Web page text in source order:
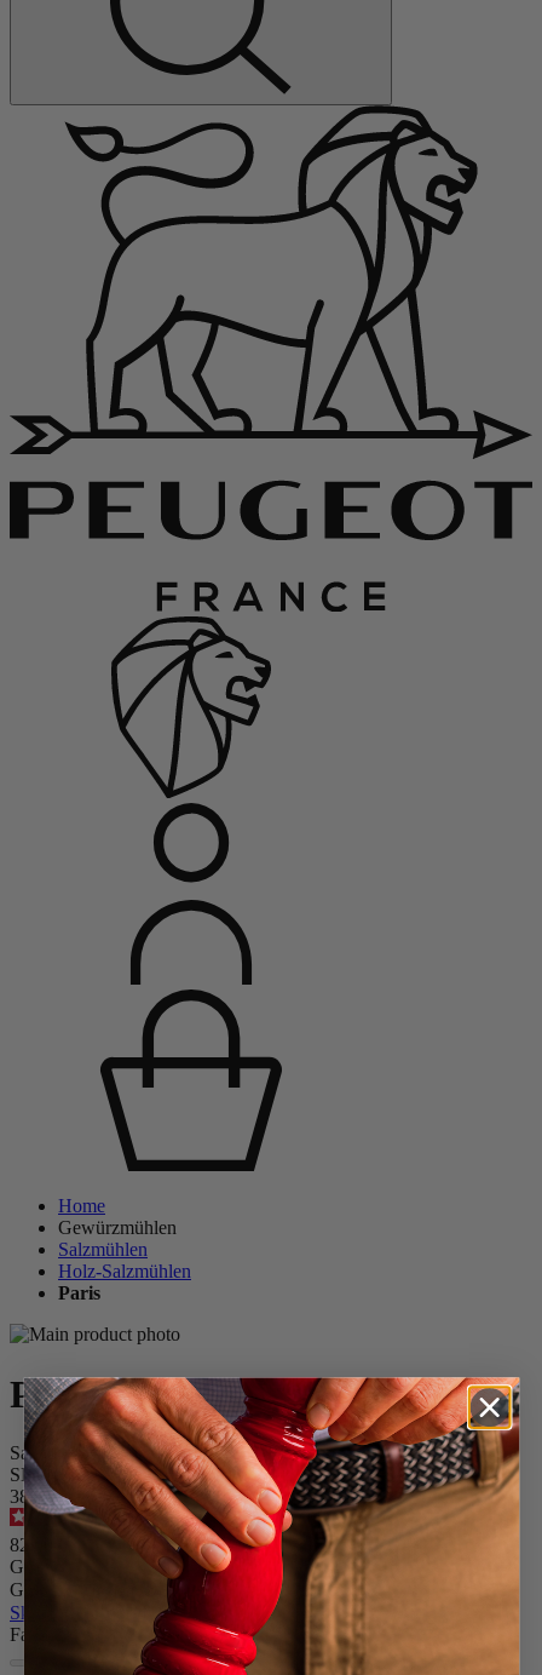
Home
Gewürzmühlen
Salzmühlen
Holz-Salzmühlen
Paris
Paris
Salzmühle, 18 cm, Olivenholz
SKU
3820500
4.6/5-242Bewertungen
82,90 €
Größe
Gewürz
Skip the carrousel
Farbe